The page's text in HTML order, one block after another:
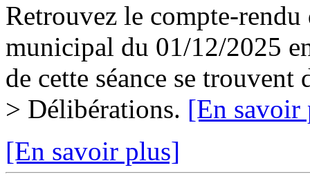
Retrouvez le compte-rendu
municipal du 01/12/2025
de cette séance se
> Délibérations. [En savoir
[En savoir plus]